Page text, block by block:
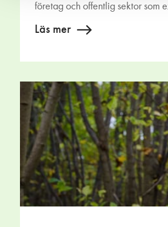
företag och offentlig sektor som
Läs mer